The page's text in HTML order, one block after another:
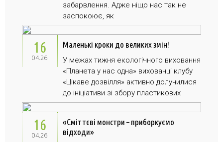
забарвлення. Адже ніщо нас так не
заспокоює, як
16
04.26
Маленькі кроки до великих змін!
У межах тижня екологічного виховання
«Планета у нас одна» вихованці клубу
«Цікаве дозвілля» активно долучилися
до ініціативи зі збору пластикових
16
04.26
«Сміттєві монстри – приборкуємо
відходи»